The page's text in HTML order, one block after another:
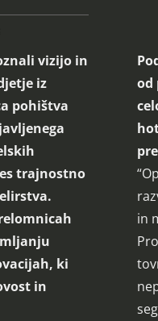
vizijo in
iz
pohištva
trajnostno
ki
in
od
in